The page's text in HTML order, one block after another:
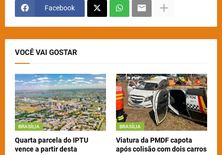
Facebook
VOCÊ VAI GOSTAR
BRASÍLIA
Quarta parcela do IPTU
vence a partir desta
BRASÍLIA
Viatura da PMDF capota
após colisão com dois carros